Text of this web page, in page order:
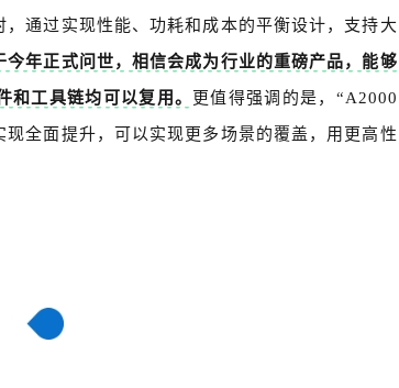
通过实现性能、功耗和成本的平衡设计，支持大
年正式问世，相信会成为行业的重磅产品，能够
和工具链均可以复用。 更值得强调的是，“A2000
全面提升，可以实现更多场景的覆盖，用更高性